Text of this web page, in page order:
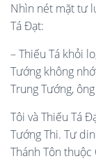
Nhìn nét mặt tư
Tá Đạt:
– Thiếu Tá khỏi
Tướng không
Trung Tướng,
Tôi và Thiếu Tá
Tướng Thi. Tư
Thánh Tôn thuộc